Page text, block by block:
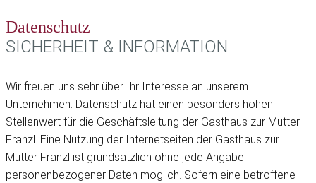
Datenschutz
SICHERHEIT & INFORMATION
Wir freuen uns sehr über Ihr Interesse an unserem
Unternehmen. Datenschutz hat einen besonders hohen
Stellenwert für die Geschäftsleitung der Gasthaus zur Mutter
Franzl. Eine Nutzung der Internetseiten der Gasthaus zur
Mutter Franzl ist grundsätzlich ohne jede Angabe
personenbezogener Daten möglich. Sofern eine betroffene